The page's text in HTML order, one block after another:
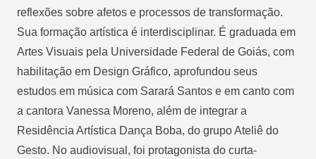
reflexões sobre afetos e processos de transformação.
Sua formação artística é interdisciplinar. É graduada em
Artes Visuais pela Universidade Federal de Goiás, com
habilitação em Design Gráfico, aprofundou seus
estudos em música com Sarará Santos e em canto com
a cantora Vanessa Moreno, além de integrar a
Residência Artística Dança Boba, do grupo Ateliê do
Gesto. No audiovisual, foi protagonista do curta-